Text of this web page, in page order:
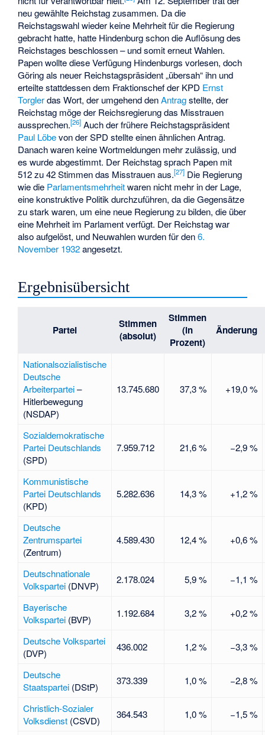
neu gewählte Reichstag zusammen. Da die
Reichstagswahl wieder keine Mehrheit für die Regierung
gebracht hatte, hatte Hindenburg schon die Auflösung des
Reichstages beschlossen – und somit erneut Wahlen.
Papen wollte diese Verfügung Hindenburgs vorlesen, doch
Göring als neuer Reichstagspräsident „übersah“ ihn und
erteilte stattdessen dem Fraktionschef der KPD Ernst
Torglerdas Wort, der umgehend denAntragstellte, der
Reichstag möge der Reichsregierung das Misstrauen
aussprechen.[26] Auch der frühere Reichstagspräsident
Paul Löbevon der SPD stellte einen ähnlichen Antrag.
Danach waren keine Wortmeldungen mehr zulässig, und
es wurde abgestimmt. Der Reichstag sprach Papen mit
512 zu 42 Stimmen das Misstrauen aus.[27] Die Regierung
wie die Parlamentsmehrheitwaren nicht mehr in der Lage,
eine konstruktive Politik durchzuführen, da die Gegensätze
zu stark waren, um eine neue Regierung zu bilden, die über
eine Mehrheit im Parlament verfügt. Der Reichstag war
also aufgelöst, und Neuwahlen wurden für den6.
November 1932angesetzt.
Ergebnisübersicht
Partei
Stimmen
(absolut)
Stimmen
(in
Prozent)
Änderung
Nationalsozialistische
Deutsche
Arbeiterpartei–
Hitlerbewegung
(NSDAP)
13.745.680 37,3 % +19,0 %
Sozialdemokratische
Partei Deutschlands
(SPD)
7.959.712 21,6 % −2,9 %
Kommunistische
Partei Deutschlands
(KPD)
5.282.636 14,3 % +1,2 %
Deutsche
Zentrumspartei
(Zentrum)
4.589.430 12,4 % +0,6 %
Deutschnationale
Volkspartei(DNVP)
2.178.024 5,9 % −1,1 %
Bayerische
Volkspartei(BVP)
1.192.684 3,2 % +0,2 %
Deutsche Volkspartei
(DVP)
436.002 1,2 % −3,3 %
Deutsche
Staatspartei(DStP)
373.339 1,0 % −2,8 %
Christlich-Sozialer
Volksdienst(CSVD)
364.543 1,0 % −1,5 %